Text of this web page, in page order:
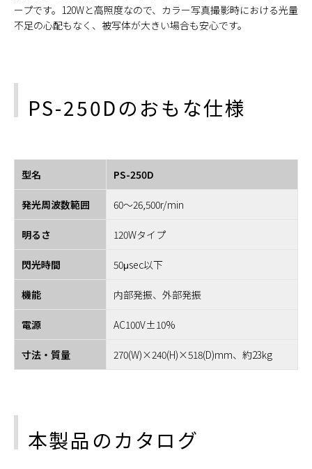
ープです。120Wと高照度なので、カラー写真撮影時における光量
不足の心配もなく、被写体が大きい場合も安心です。
PS-250Dのおもな仕様
型名 PS-250D
発光周波数範囲 60～26,500r/min
明るさ 120Wタイプ
閃光時間 50μsec以下
機能 内部発振、外部発振
電源 AC100V±10%
寸法・質量 270(W)×240(H)×518(D)mm、約23kg
本製品のカタログ